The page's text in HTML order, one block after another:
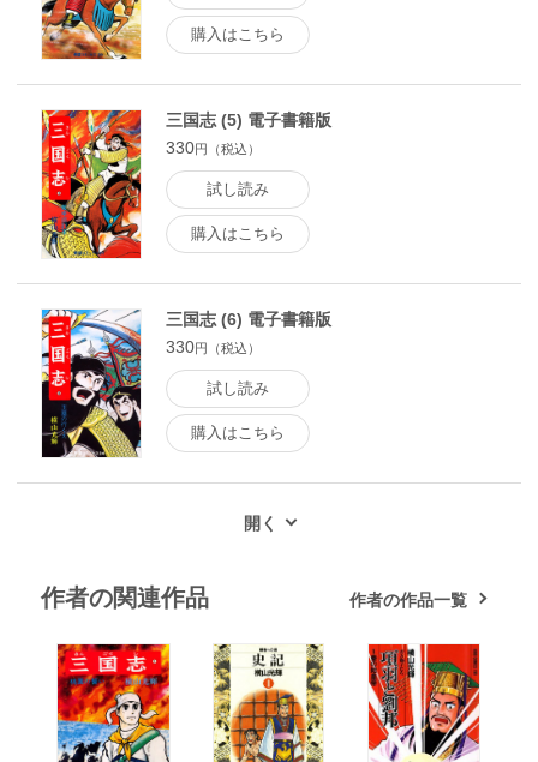
購入はこちら
三国志 (5) 電子書籍版
330円（税込）
試し読み
購入はこちら
三国志 (6) 電子書籍版
330円（税込）
試し読み
購入はこちら
作者の関連作品 作者の作品一覧